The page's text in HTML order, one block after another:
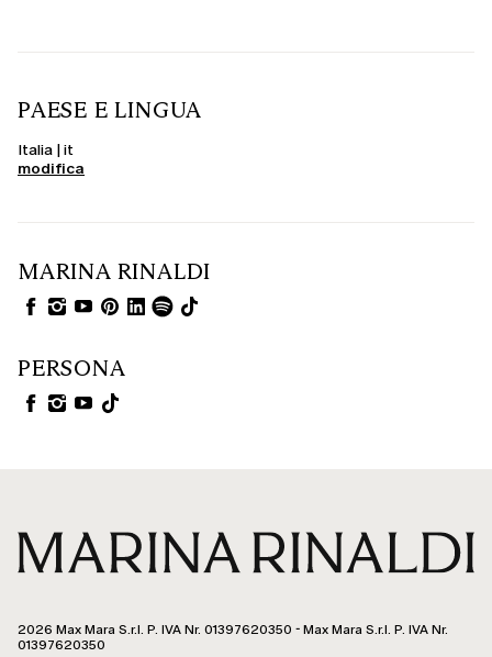
PAESE E LINGUA
Italia | it
modifica
MARINA RINALDI
PERSONA
2026 Max Mara S.r.l. P. IVA Nr. 01397620350 - Max Mara S.r.l. P. IVA Nr.
01397620350